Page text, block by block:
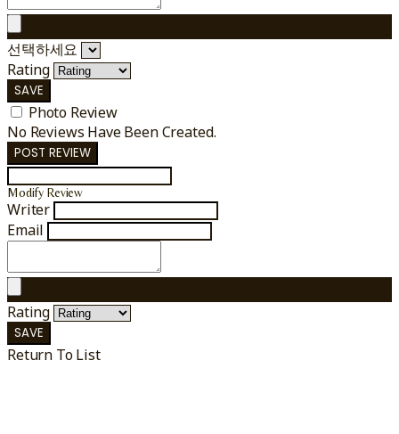
선택하세요
Rating
SAVE
Photo Review
No Reviews Have Been Created.
POST REVIEW
Modify Review
Writer
Email
Rating
SAVE
Return To List